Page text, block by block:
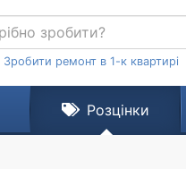
Зробити ремонт в 1-к квартирі
Розцінки